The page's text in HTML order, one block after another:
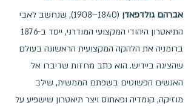
אברהם גולדפאדן
(1840–1908), שנחשב לאבי
ברומניה את הלהקה המקצועית הראשונה בעולם
שהציגה ביידיש. הוא כתב מחזות שדיברו אל
האנשים הפשוטים בשפתם הממשית, שילב
מוזיקה, קומדיה ופאתוס ויצר תיאטרון שישפיע על